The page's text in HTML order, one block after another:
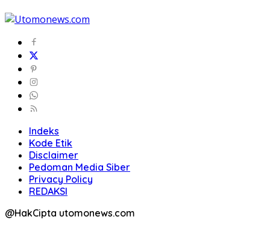
Indeks
Kode Etik
Disclaimer
Pedoman Media Siber
Privacy Policy
REDAKSI
@HakCipta utomonews.com